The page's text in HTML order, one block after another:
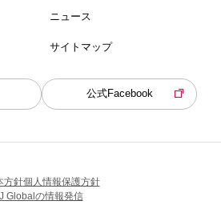
ニュース
サイトマップ
公式Facebook
方針個人情報保護方針
Globalの情報発信